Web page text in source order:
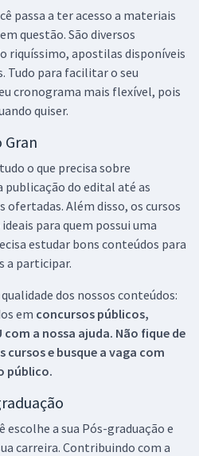
passa a ter acesso a materiais
questão. São diversos
riquíssimo, apostilas disponíveis
Tudo para facilitar o seu
cronograma mais flexível, pois
quiser.
Gran
o que precisa sobre
publicação do edital até as
ofertadas. Além disso, os cursos
para quem possui uma
estudar bons conteúdos para
a participar.
dos nossos conteúdos:
em concursos públicos,
com a nossa ajuda. Não fique de
cursos e busque a vaga com
público.
escolhe a sua Pós-graduação e
carreira. Contribuindo com a